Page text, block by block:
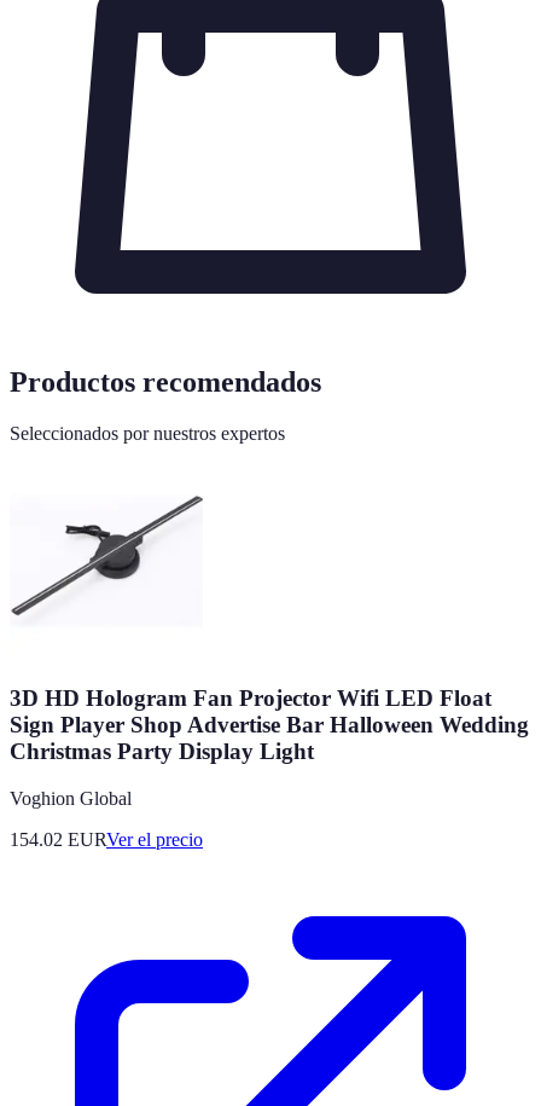
Productos recomendados
Seleccionados por nuestros expertos
3D HD Hologram Fan Projector Wifi LED Float
Sign Player Shop Advertise Bar Halloween Wedding
Christmas Party Display Light
Voghion Global
154.02 EURVer el precio